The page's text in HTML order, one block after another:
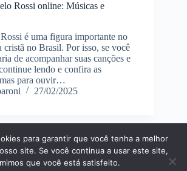
Rossi online: Músicas e
é uma figura importante no
cristã no Brasil. Por isso, se você
de acompanhar suas canções e
lendo e confira as
para ouvir…
27/02/2025
Inícial Dicas
Aplicativos
Finanças Notícias
Tecnologia
para garantir que você tenha a melhor
site. Se você continua a usar este site,
que você está satisfeito.